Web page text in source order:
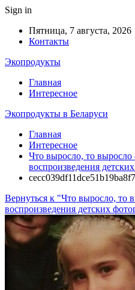
Sign in
Пятница, 7 августа, 2026
Контакты
Экопродукты
Главная
Интересное
Экопродукты в Беларуси
Главная
Интересное
Что выросло, то
воспроизведения
Вернуться к "Что выросло,
воспроизведения детских